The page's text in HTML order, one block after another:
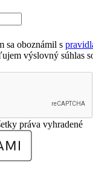
sa oboznámil s
výslovný súhlas
práva vyhradené